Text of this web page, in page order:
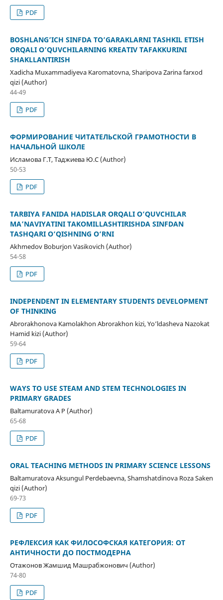
PDF
BOSHLANG’ICH SINFDA TO’GARAKLARNI TASHKIL ETISH
ORQALI O’QUVCHILARNING KREATIV TAFAKKURINI
SHAKLLANTIRISH
Xadicha Muxammadiyeva Karomatovna, Sharipova Zarina farxod
qizi (Author)
44-49
PDF
ФОРМИРОВАНИЕ ЧИТАТЕЛЬСКОЙ ГРАМОТНОСТИ В
НАЧАЛЬНОЙ ШКОЛЕ
Исламова Г.Т, Таджиева Ю.С (Author)
50-53
PDF
TARBIYA FANIDA HADISLAR ORQALI O‘QUVCHILAR
MA’NAVIYATINI TAKOMILLASHTIRISHDA SINFDAN
TASHQARI O‘QISHNING O‘RNI
Akhmedov Boburjon Vasikovich (Author)
54-58
PDF
INDEPENDENT IN ELEMENTARY STUDENTS DEVELOPMENT
OF THINKING
Abrorakhonova Kamolakhon Abrorakhon kizi, Yo‘ldasheva Nazokat
Hamid kizi (Author)
59-64
PDF
WAYS TO USE STEAM AND STEM TECHNOLOGIES IN
PRIMARY GRADES
Baltamuratova A P (Author)
65-68
PDF
ORAL TEACHING METHODS IN PRIMARY SCIENCE LESSONS
Baltamuratova Aksungul Perdebaevna, Shamshatdinova Roza Saken
qizi (Author)
69-73
PDF
РЕФЛЕКСИЯ КАК ФИЛОСОФСКАЯ КАТЕГОРИЯ: ОТ
АНТИЧНОСТИ ДО ПОСТМОДЕРНА
Отажонов Жамшид Машрабжонович (Author)
74-80
PDF